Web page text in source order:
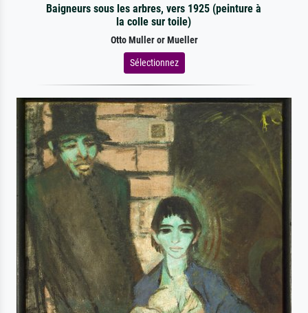
Baigneurs sous les arbres, vers 1925 (peinture à
la colle sur toile)
Otto Muller or Mueller
Sélectionnez